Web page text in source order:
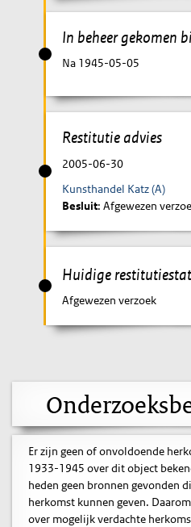
In beheer gekomen
Na 1945-05-05
Restitutie advies
2005-06-30
Kunsthandel Katz (A)
Besluit: Afgewezen
Huidige
Afgewezen verzoek
Er zijn geen of onvoldoende
1933-1945 over dit object
heden geen bronnen gevonden
herkomst kunnen geven.
over mogelijk verdachte